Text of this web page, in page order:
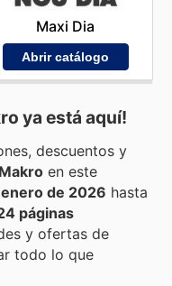
Maxi Dia
Abrir catálogo
ya está aquí!
descuentos y
Makro en este
de 2026 hasta
páginas
y ofertas de
todo lo que